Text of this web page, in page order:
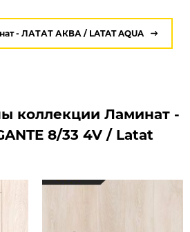
- ЛАТАТ АКВА / LATAT AQUA
коллекции Ламинат -
8/33 4V / Latat